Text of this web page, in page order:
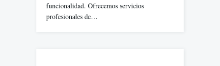
funcionalidad. Ofrecemos servicios
profesionales de…